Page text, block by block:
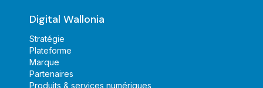
Digital Wallonia
Stratégie
Plateforme
Marque
Partenaires
Produits & services numériques